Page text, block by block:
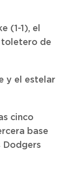
(1-1), el
toletero de
y el estelar
cinco
base
Dodgers